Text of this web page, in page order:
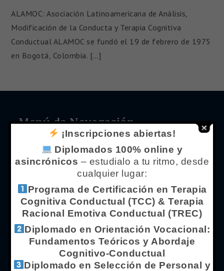
ALAMOC: Asociación Latinoamericana de Análisis,
Modificación de la Conducta y Terapia Cognitiva
Conductual ALAMOC se fundó el 19 de febrero de 1975
en Bogotá, Colombia. […]
Menú de Navegación
¿Qué es Centro IPPC?
Nuestro Equipo
Marina Galimberti
Especializaciones con Aval Internacional
Programas de Certificación
Formación Virtual
¡Inscripciones abiertas!
Diplomados 100% online y
asincrónicos – estudialo a tu ritmo, desde
cualquier lugar:
Programa de Certificación en Terapia
Cognitiva Conductual (TCC) & Terapia
Racional Emotiva Conductual (TREC)
Diplomado en Orientación Vocacional:
Fundamentos Teóricos y Abordaje
Cognitivo-Conductual
Diplomado en Selección de Personal y